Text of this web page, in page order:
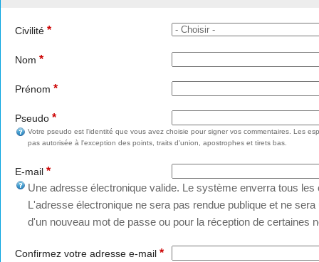
Civilité *
Nom *
Prénom *
Pseudo *
Votre pseudo est l'identité que vous avez choisie pour signer vos commentaires. Les
pas autorisée à l'exception des points, traits d'union, apostrophes et tirets bas.
E-mail *
Une adresse électronique valide. Le système enverra tous
L'adresse électronique ne sera pas rendue publique et ne
d'un nouveau mot de passe ou pour la réception de certaines
Confirmez votre adresse e-mail *